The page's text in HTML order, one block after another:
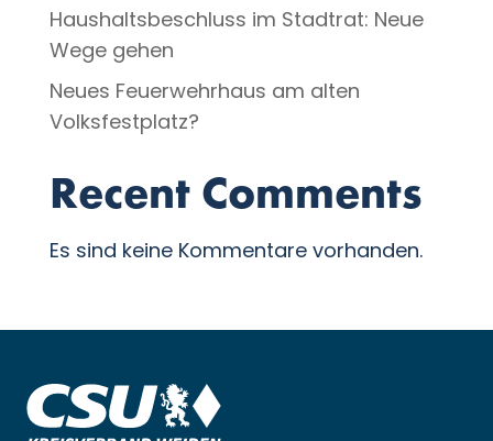
Haushaltsbeschluss im Stadtrat: Neue
Wege gehen
Neues Feuerwehrhaus am alten
Volksfestplatz?
Recent Comments
Es sind keine Kommentare vorhanden.